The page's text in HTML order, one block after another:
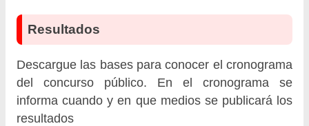
Resultados
Descargue las bases para conocer el cronograma
del concurso público. En el cronograma se
informa cuando y en que medios se publicará los
resultados